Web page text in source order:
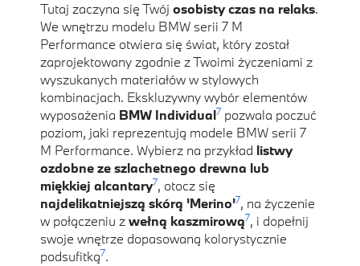
Tutaj zaczyna się Twój osobisty czas na relaks.
We wnętrzu modelu BMW serii 7 M
Performance otwiera się świat, który został
zaprojektowany zgodnie z Twoimi życzeniami z
wyszukanych materiałów w stylowych
kombinacjach. Ekskluzywny wybór elementów
wyposażenia BMW Individual7 pozwala poczuć
poziom, jaki reprezentują modele BMW serii 7
M Performance. Wybierz na przykład listwy
ozdobne ze szlachetnego drewna lub
miękkiej alcantary7, otocz się
najdelikatniejszą skórą 'Merino'7, na życzenie
w połączeniu zwełną kaszmirową7, i dopełnij
swoje wnętrze dopasowaną kolorystycznie
podsufitką7.